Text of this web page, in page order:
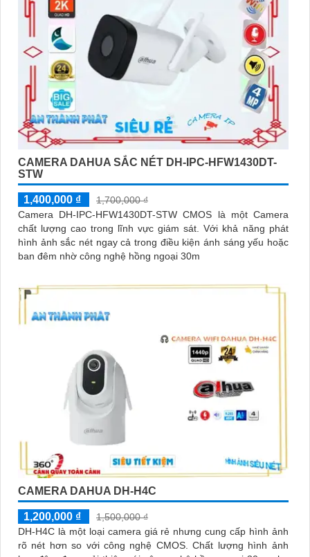
CAMERA DAHUA SẮC NÉT DH-IPC-HFW1430DT-
STW
1,400,000 ₫
1,700,000 ₫
Camera DH-IPC-HFW1430DT-STW CMOS là một Camera
chất lượng cao trong lĩnh vực giám sát. Với khả năng phát
hình ảnh sắc nét ngay cả trong điều kiện ánh sáng yếu hoặc
ban đêm nhờ công nghệ hồng ngoại 30m
CAMERA DAHUA DH-H4C
1,200,000 ₫
1,500,000 ₫
DH-H4C là một loại camera giá rẻ nhưng cung cấp hình ảnh
rõ nét hơn so với công nghệ CMOS. Chất lượng hình ảnh